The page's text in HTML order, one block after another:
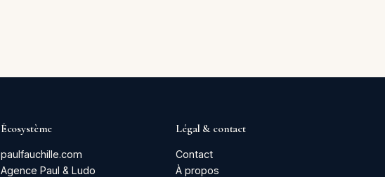
Écosystème
paulfauchille.com
Agence Paul & Ludo
Légal & contact
Contact
À propos